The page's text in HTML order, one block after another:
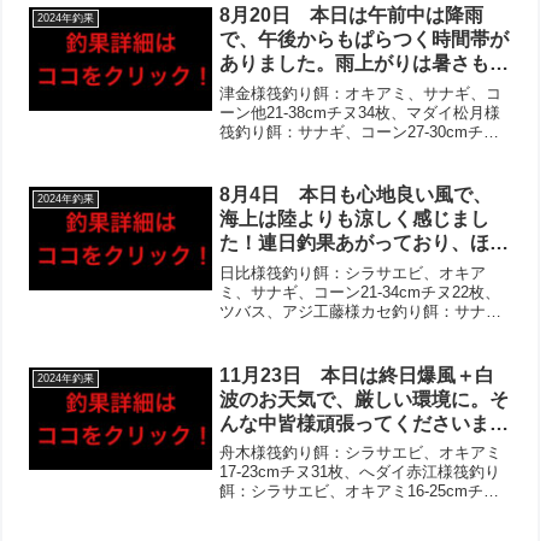
かったとのお声。午後からは当た
りがなかなか食い込まなかったよ
うですが、雰囲気が変わったとの
お話しでした！
2024年釣果
8月20日 本日は午前中は降雨
で、午後からもぱらつく時間帯が
ありました。雨上がりは暑さも厳
しく、ほとんどの方が早上がり
に。それでもほとんどの方にお写
真撮らせて頂けました！チヌは連
キス、アジ大漁なども！初筏釣り
の釣りキッズも頑張ってくれまし
た‼︎
津金様筏釣り餌：オキアミ、サナギ、コ
ーン他21-38cmチヌ34枚、マダイ松月様
筏釣り餌：サナギ、コーン27-30cmチヌ2
ラ、キス、ヒイラギ、アジ西様筏釣り
餌：オ...
2024年釣果
8月4日 本日も心地良い風で、
海上は陸よりも涼しく感じまし
た！連日釣果あがっており、ほと
んどの方にお写真撮らせて頂きま
した‼︎チヌ狙いのお客様は全員複
数枚ゲットで、20枚オーバー
心に、多魚種あげてくださいまし
た‼︎
日比様筏釣り餌：シラサエビ、オキア
ミ、サナギ、コーン21-34cmチヌ22枚、
ツバス、アジ工藤様カセ釣り餌：サナ
カセ釣り餌：オキアミ、アケミ貝20-
27cm...
2024年釣果
11月23日 本日は終日爆風＋白
波のお天気で、厳しい環境に。そ
んな中皆様頑張ってくださいまし
た！当たりが取れない＋水温低下
中で、厳しかったとのお声も。好
釣果も多数で、チヌは30枚オー
舟木様筏釣り餌：シラサエビ、オキアミ
17-23cmチヌ31枚、へダイ赤江様筏釣り
餌：シラサエビ、オキアミ16-25cmチヌ